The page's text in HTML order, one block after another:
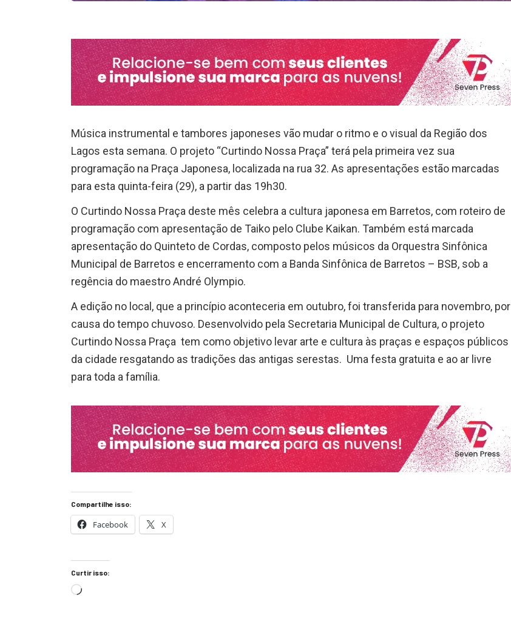
Música instrumental e tambores japoneses vão mudar o ritmo e o visual da Região dos
Lagos esta semana. O projeto “Curtindo Nossa Praça” terá pela primeira vez sua
programação na Praça Japonesa, localizada na rua 32. As apresentações estão marcadas
para esta quinta-feira (29), a partir das 19h30.
O Curtindo Nossa Praça deste mês celebra a cultura japonesa em Barretos, com roteiro de
programação com apresentação de Taiko pelo Clube Kaikan. Também está marcada
apresentação do Quinteto de Cordas, composto pelos músicos da Orquestra Sinfônica
Municipal de Barretos e encerramento com a Banda Sinfônica de Barretos – BSB, sob a
regência do maestro André Olympio.
A edição no local, que a princípio aconteceria em outubro, foi transferida para novembro, por
causa do tempo chuvoso. Desenvolvido pela Secretaria Municipal de Cultura, o projeto
Curtindo Nossa Praça tem como objetivo levar arte e cultura às praças e espaços públicos
da cidade resgatando as tradições das antigas serestas. Uma festa gratuita e ao ar livre
para toda a família.
Compartilhe isso:
Facebook X
Curtir isso: